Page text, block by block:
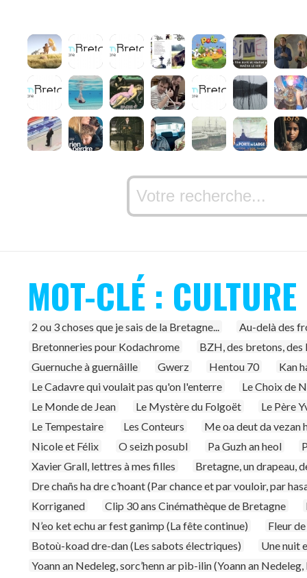
MOT-CLÉ :
2 ou 3 choses que je sais de la Bretagne...
Au-delà des
Bretonneries pour Kodachrome
BZH, des bretons, des
Guernuche à guernâille
Gwerz Hentou 70
Kan
Le Cadavre qui voulait pas qu'on l'enterre
Le Choix de
Le Monde de Jean
Le Mystère du Folgoët
Le Père
Le Tempestaire
Les Conteurs
Me oa deut da vezan
Nicole et Félix
O seizh posubl Pa Guzh an heol
Xavier Grall, lettres à mes filles
Bretagne, un drapeau,
Dre chañs ha dre c’hoant (Par chance et par vouloir, par
Korriganed
Clip 30 ans Cinémathèque de Bretagne
N’eo ket echu ar fest ganimp (La fête continue)
Fleur
Botoù-koad dre-dan (Les sabots électriques)
Une nuit
Yoann an Nedeleg, sorc’henn ar pib-ilin (Yoann an